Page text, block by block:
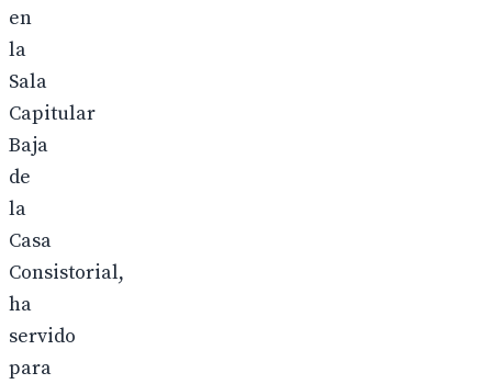
en
la
Sala
Capitular
Baja
de
la
Casa
Consistorial,
ha
servido
para